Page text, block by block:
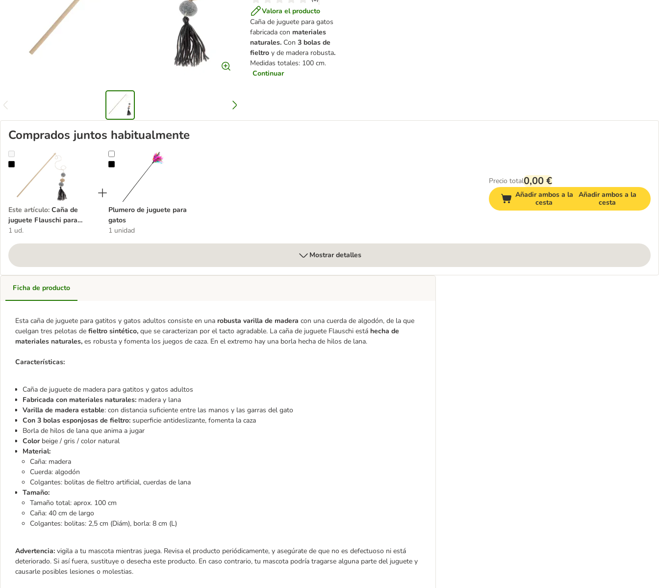
Valora el producto
Caña de juguete para gatos
fabricada con materiales
naturales. Con 3 bolas de
fieltro y de madera robusta.
Medidas totales: 100 cm.
Continuar
Comprados juntos habitualmente
Caña de juguete Flauschi para gatos
Este artículo: Caña de
juguete Flauschi para
gatos
1 ud.
Plumero de juguete para gatos
Plumero de juguete para
gatos
1 unidad
Precio total0,00 €
Añadir ambos a la
cesta
Añadir ambos a la
cesta
Mostrar detalles
Ficha de producto
Esta caña de juguete para gatitos y gatos adultos consiste en una robusta varilla de madera con una cuerda de algodón, de la que
cuelgan tres pelotas de fieltro sintético, que se caracterizan por el tacto agradable. La caña de juguete Flauschi está hecha de
materiales naturales, es robusta y fomenta los juegos de caza. En el extremo hay una borla hecha de hilos de lana.
Características:
Caña de juguete de madera para gatitos y gatos adultos
Fabricada con materiales naturales: madera y lana
Varilla de madera estable: con distancia suficiente entre las manos y las garras del gato
Con 3 bolas esponjosas de fieltro: superficie antideslizante, fomenta la caza
Borla de hilos de lana que anima a jugar
Colorbeige / gris / color natural
Material:
Caña: madera
Cuerda: algodón
Colgantes: bolitas de fieltro artificial, cuerdas de lana
Tamaño:
Tamaño total: aprox. 100 cm
Caña: 40 cm de largo
Colgantes: bolitas: 2,5 cm (Diám), borla: 8 cm (L)
Advertencia: vigila a tu mascota mientras juega. Revisa el producto periódicamente, y asegúrate de que no es defectuoso ni está
deteriorado. Si así fuera, sustituye o desecha este producto. En caso contrario, tu mascota podría tragarse alguna parte del juguete y
causarle posibles lesiones o molestias.